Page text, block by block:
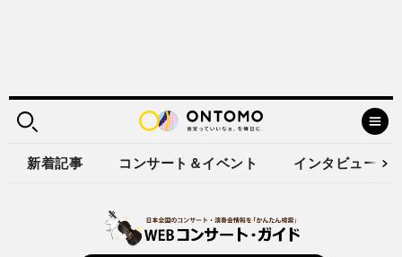
新着記事 コンサート＆イベント インタビュー